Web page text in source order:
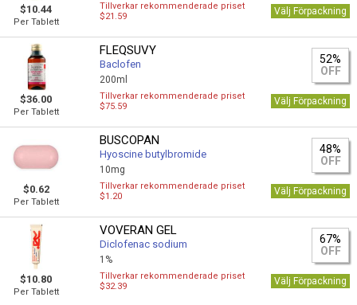
$10.44
Per Tablett
Tillverkar rekommenderade priset
$21.59
Välj Förpackning
$36.00
Per Tablett
FLEQSUVY
Baclofen
200ml
52%
OFF
Tillverkar rekommenderade priset
$75.59
Välj Förpackning
$0.62
Per Tablett
BUSCOPAN
Hyoscine butylbromide
10mg
48%
OFF
Tillverkar rekommenderade priset
$1.20
Välj Förpackning
$10.80
Per Tablett
VOVERAN GEL
Diclofenac sodium
1%
67%
OFF
Tillverkar rekommenderade priset
$32.39
Välj Förpackning